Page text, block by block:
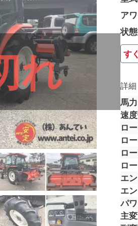
れ
ア
状態
す
詳細
馬力
速
ロ
ロ
ロ
ロ
エ
エ
パ
主